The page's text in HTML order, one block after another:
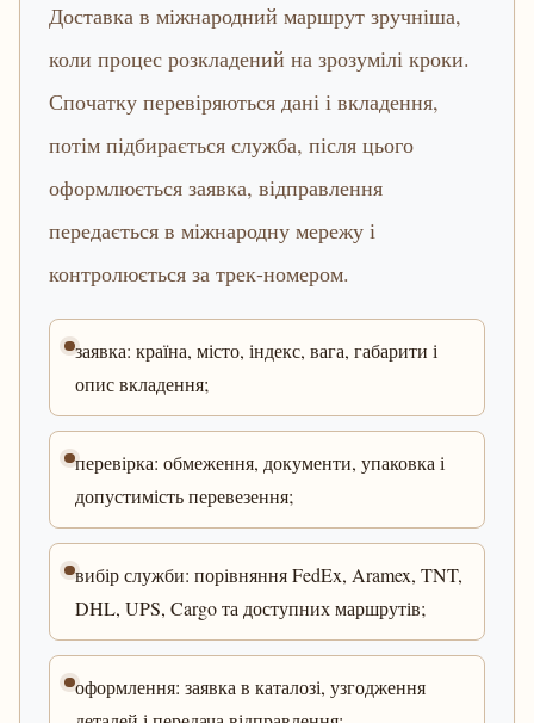
Доставка в міжнародний маршрут зручніша,
коли процес розкладений на зрозумілі кроки.
Спочатку перевіряються дані і вкладення,
потім підбирається служба, після цього
оформлюється заявка, відправлення
передається в міжнародну мережу і
контролюється за трек-номером.
заявка: країна, місто, індекс, вага, габарити і
опис вкладення;
перевірка: обмеження, документи, упаковка і
допустимість перевезення;
вибір служби: порівняння FedEx, Aramex, TNT,
DHL, UPS, Cargo та доступних маршрутів;
оформлення: заявка в каталозі, узгодження